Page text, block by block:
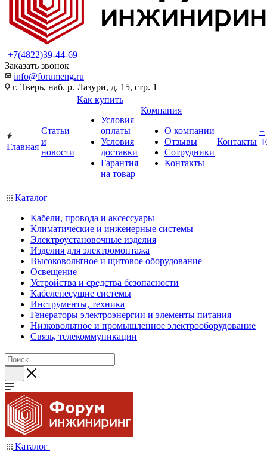
+7(4822)39-44-69
Заказать звонок
info@forumeng.ru
г. Тверь, наб. р. Лазури, д. 15, стр. 1
Главная
Статьи
и
новости
Как купить
Условия
оплаты
Условия
доставки
Гарантия
на товар
Компания
О компании
Отзывы
Сотрудники
Контакты
Контакты
+
Каталог
Кабели, провода и аксессуары
Климатические и инженерные системы
Электроустановочные изделия
Изделия для электромонтажа
Высоковольтное и щитовое оборудование
Освещение
Устройства и средства безопасности
Кабеленесущие системы
Инструменты, техника
Генераторы электроэнергии и элементы питания
Низковольтное и промышленное электрооборудование
Связь, телекоммуникации
Каталог